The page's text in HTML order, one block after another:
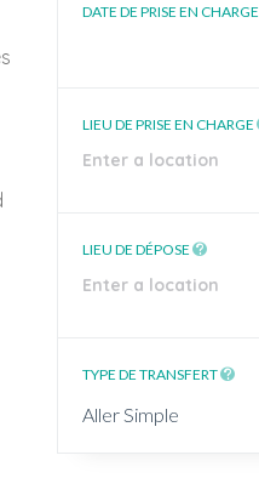
DATE DE PRISE EN CHARGE
LIEU DE PRISE EN CHARGE
LIEU DE DÉPOSE
TYPE DE TRANSFERT
Aller Simple